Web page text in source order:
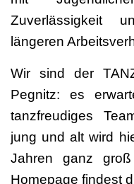
Zuverlässigkeit
längeren
Wir sind der
Pegnitz: es
tanzfreudiges
jung und alt wird
Jahren ganz
Homepage findest